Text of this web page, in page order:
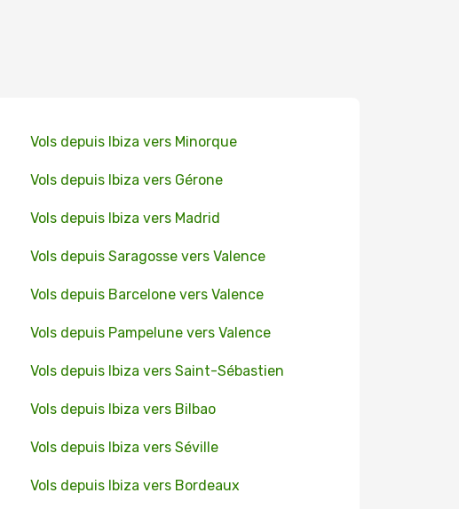
Vols depuis Ibiza vers Minorque
Vols depuis Ibiza vers Gérone
Vols depuis Ibiza vers Madrid
Vols depuis Saragosse vers Valence
Vols depuis Barcelone vers Valence
Vols depuis Pampelune vers Valence
Vols depuis Ibiza vers Saint-Sébastien
Vols depuis Ibiza vers Bilbao
Vols depuis Ibiza vers Séville
Vols depuis Ibiza vers Bordeaux